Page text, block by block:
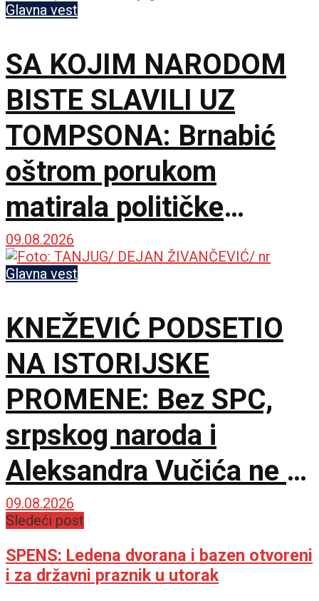
Glavna vest
SA KOJIM NARODOM
BISTE SLAVILI UZ
TOMPSONA: Brnabić
oštrom porukom
matirala političke
protivnike
09.08.2026
Glavna vest
KNEŽEVIĆ PODSETIO
NA ISTORIJSKE
PROMENE: Bez SPC,
srpskog naroda i
Aleksandra Vučića ne bi
bilo pobede 30. avgusta
09.08.2026
Sledeći post
SPENS: Ledena dvorana i bazen otvoreni
i za državni praznik u utorak